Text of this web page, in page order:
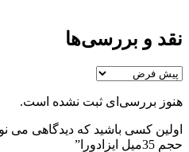
نقد و بررسی‌ها
هنوز بررسی‌ای ثبت نشده است.
حجم 35میل ایزادورا”